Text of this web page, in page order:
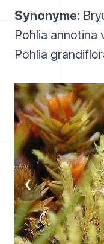
Synonyme:
Pohlia annotina
Pohlia
❮